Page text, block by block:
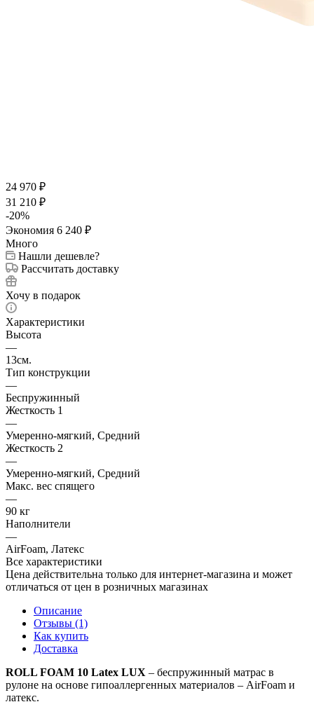
24 970 ₽
31 210 ₽
-20%
Экономия 6 240 ₽
Много
Нашли дешевле?
Рассчитать доставку
Хочу в подарок
Характеристики
Высота
—
13см.
Тип конструкции
—
Беспружинный
Жесткость 1
—
Умеренно-мягкий, Средний
Жесткость 2
—
Умеренно-мягкий, Средний
Макс. вес спящего
—
90 кг
Наполнители
—
AirFoam, Латекс
Все характеристики
Цена действительна только для интернет-магазина и может
отличаться от цен в розничных магазинах
Описание
Отзывы (1)
Как купить
Доставка
ROLL FOAM 10 Latex LUX – беспружинный матрас в
рулоне на основе гипоаллергенных материалов – AirFoam и
латекс.